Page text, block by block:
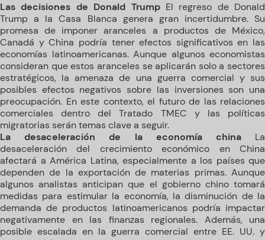
Las decisiones de Donald TrumpEl regreso de Donald
Trump a la Casa Blanca genera gran incertidumbre. Su
promesa de imponer aranceles a productos de México,
Canadá y China podría tener efectos significativos en las
economías latinoamericanas. Aunque algunos economistas
consideran que estos aranceles se aplicarán solo a sectores
estratégicos, la amenaza de una guerra comercial y sus
posibles efectos negativos sobre las inversiones son una
preocupación. En este contexto, el futuro de las relaciones
comerciales dentro del Tratado TMEC y las políticas
migratorias serán temas clave a seguir.
La desaceleración de la economía chinaLa
desaceleración del crecimiento económico en China
afectará a América Latina, especialmente a los países que
dependen de la exportación de materias primas. Aunque
algunos analistas anticipan que el gobierno chino tomará
medidas para estimular la economía, la disminución de la
demanda de productos latinoamericanos podría impactar
negativamente en las finanzas regionales. Además, una
posible escalada en la guerra comercial entre EE. UU. y